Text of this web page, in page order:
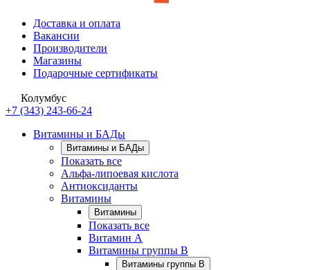
Доставка и оплата
Вакансии
Производители
Магазины
Подарочные сертификаты
Колумбус
+7 (343) 243-66-24
Витамины и БАДы
Витамины и БАДы
Показать все
Альфа-липоевая кислота
Антиоксиданты
Витамины
Витамины
Показать все
Витамин A
Витамины группы B
Витамины группы B